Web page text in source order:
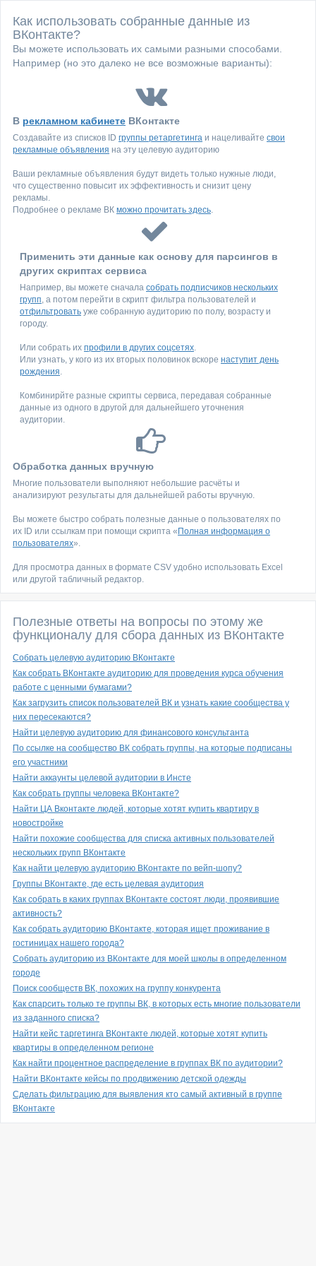
Как использовать собранные данные из
ВКонтакте?
Вы можете использовать их самыми разными способами.
Например (но это далеко не все возможные варианты):
В рекламном кабинете ВКонтакте
Создавайте из списков ID группы ретаргетинга и нацеливайте свои
рекламные объявления на эту целевую аудиторию
Ваши рекламные объявления будут видеть только нужные люди,
что существенно повысит их эффективность и снизит цену
рекламы.
Подробнее о рекламе ВК можно прочитать здесь.
Применить эти данные как основу для парсингов в
других скриптах сервиса
Например, вы можете сначала собрать подписчиков нескольких
групп, а потом перейти в скрипт фильтра пользователей и
отфильтровать уже собранную аудиторию по полу, возрасту и
городу.
Или собрать их профили в других соцсетях.
Или узнать, у кого из их вторых половинок вскоре наступит день
рождения.
Комбинирйте разные скрипты сервиса, передавая собранные
данные из одного в другой для дальнейшего уточнения
аудитории.
Обработка данных вручную
Многие пользователи выполняют небольшие расчёты и
анализируют результаты для дальнейшей работы вручную.
Вы можете быстро собрать полезные данные о пользователях по
их ID или ссылкам при помощи скрипта « Полная информация о
пользователях».
Для просмотра данных в формате CSV удобно использовать Excel
или другой табличный редактор.
Полезные ответы на вопросы по этому же
функционалу для сбора данных из ВКонтакте
Собрать целевую аудиторию ВКонтакте
Как собрать ВКонтакте аудиторию для проведения курса обучения
работе с ценными бумагами?
Как загрузить список пользователей ВК и узнать какие сообщества у
них пересекаются?
Найти целевую аудиторию для финансового консультанта
По ссылке на сообщество ВК собрать группы, на которые подписаны
его участники
Найти аккаунты целевой аудитории в Инсте
Как собрать группы человека ВКонтакте?
Найти ЦА Вконтакте людей, которые хотят купить квартиру в
новостройке
Найти похожие сообщества для списка активных пользователей
нескольких групп ВКонтакте
Как найти целевую аудиторию ВКонтакте по вейп-шопу?
Группы ВКонтакте, где есть целевая аудитория
Как собрать в каких группах ВКонтакте состоят люди, проявившие
активность?
Как собрать аудиторию ВКонтакте, которая ищет проживание в
гостиницах нашего города?
Собрать аудиторию из ВКонтакте для моей школы в определенном
городе
Поиск сообществ ВК, похожих на группу конкурента
Как спарсить только те группы ВК, в которых есть многие пользователи
из заданного списка?
Найти кейс таргетинга ВКонтакте людей, которые хотят купить
квартиры в определенном регионе
Как найти процентное распределение в группах ВК по аудитории?
Найти ВКонтакте кейсы по продвижению детской одежды
Сделать фильтрацию для выявления кто самый активный в группе
ВКонтакте